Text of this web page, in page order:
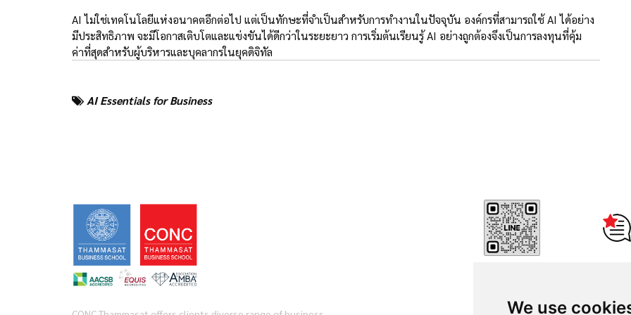
We use
AI ไม่ใช่เทคโนโลยีแห่งอนาคตอีกต่อไป แต่เป็นทักษะที่จำเป็นสำหรับการทำงานในปัจจุบัน องค์กรที่สามารถใช้ AI ได้อย่าง
มีประสิทธิภาพ จะมีโอกาสเติบโตและแข่งขันได้ดีกว่าในระยะยาว การเริ่มต้นเรียนรู้ AI อย่างถูกต้องจึงเป็นการลงทุนที่คุ้ม
ค่าที่สุดสำหรับผู้บริหารและบุคลากรในยุคดิจิทัล
AI Essentials for Business
Center - CONC
Pranakorn, Bangkok